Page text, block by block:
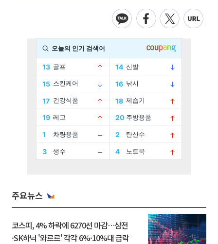
주요뉴스
코스피, 4% 하락에 6270선 마감…삼전
·SK하닉 '와르르' 각각 6%·10%대 급락